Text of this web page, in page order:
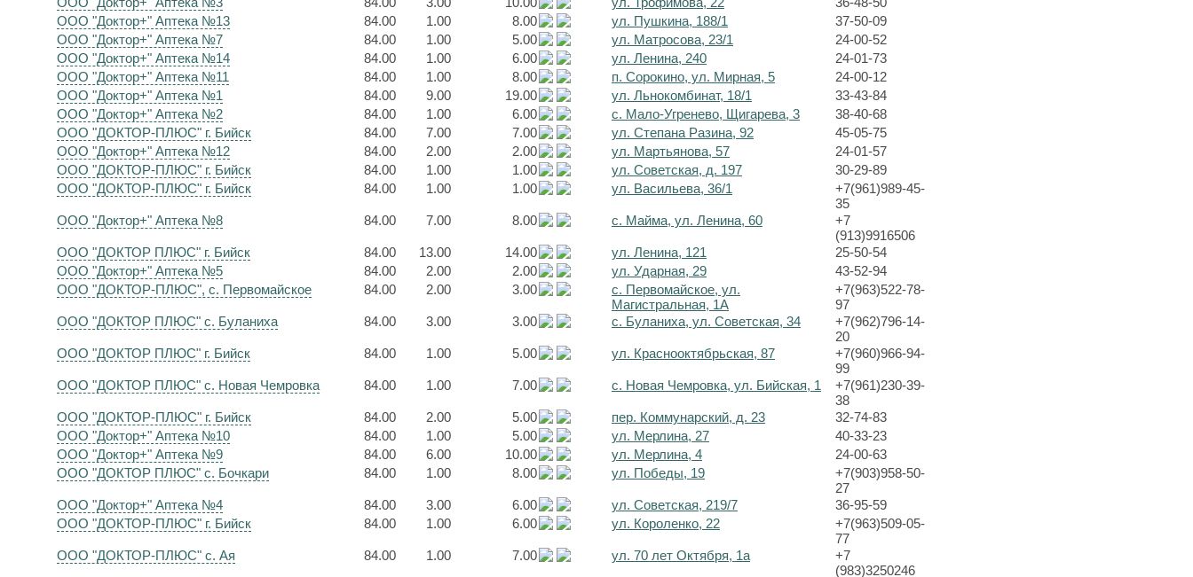
ООО "Доктор+" Аптека №13
84.00 1.00 8.00 ул. Пушкина, 188/1
37-50-09
ООО "Доктор+" Аптека №7
84.00 1.00 5.00 ул. Матросова, 23/1
24-00-52
ООО "Доктор+" Аптека №14
84.00 1.00 6.00 ул. Ленина, 240
24-01-73
ООО "Доктор+" Аптека №11
84.00 1.00 8.00 п. Сорокино, ул. Мирная, 5
24-00-12
ООО "Доктор+" Аптека №1
84.00 9.00 19.00 ул. Льнокомбинат, 18/1
33-43-84
ООО "Доктор+" Аптека №2
84.00 1.00 6.00 с. Мало-Угренево, Щигарева, 3
38-40-68
ООО "ДОКТОР-ПЛЮС" г. Бийск
84.00 7.00 7.00 ул. Степана Разина, 92
45-05-75
ООО "Доктор+" Аптека №12
84.00 2.00 2.00 ул. Мартьянова, 57
24-01-57
ООО "ДОКТОР-ПЛЮС" г. Бийск
84.00 1.00 1.00 ул. Советская, д. 197
30-29-89
ООО "ДОКТОР-ПЛЮС" г. Бийск
84.00 1.00 1.00 ул. Васильева, 36/1
+7(961)989-45-
35
ООО "Доктор+" Аптека №8
84.00 7.00 8.00 с. Майма, ул. Ленина, 60
+7
(913)9916506
ООО "ДОКТОР ПЛЮС" г. Бийск
84.00 13.00 14.00 ул. Ленина, 121
25-50-54
ООО "Доктор+" Аптека №5
84.00 2.00 2.00 ул. Ударная, 29
43-52-94
ООО "ДОКТОР-ПЛЮС", с. Первомайское
84.00 2.00 3.00
с. Первомайское, ул.
Магистральная, 1А
+7(963)522-78-
97
ООО "ДОКТОР ПЛЮС" с. Буланиха
84.00 3.00 3.00 с. Буланиха, ул. Советская, 34
+7(962)796-14-
20
ООО "ДОКТОР ПЛЮС" г. Бийск
84.00 1.00 5.00 ул. Краснооктябрьская, 87
+7(960)966-94-
99
ООО "ДОКТОР ПЛЮС" с. Новая Чемровка
84.00 1.00 7.00 с. Новая Чемровка, ул. Бийская, 1
+7(961)230-39-
38
ООО "ДОКТОР-ПЛЮС" г. Бийск
84.00 2.00 5.00 пер. Коммунарский, д. 23
32-74-83
ООО "Доктор+" Аптека №10
84.00 1.00 5.00 ул. Мерлина, 27
40-33-23
ООО "Доктор+" Аптека №9
84.00 6.00 10.00 ул. Мерлина, 4
24-00-63
ООО "ДОКТОР ПЛЮС" с. Бочкари
84.00 1.00 8.00 ул. Победы, 19
+7(903)958-50-
27
ООО "Доктор+" Аптека №4
84.00 3.00 6.00 ул. Советская, 219/7
36-95-59
ООО "ДОКТОР-ПЛЮС" г. Бийск
84.00 1.00 6.00 ул. Короленко, 22
+7(963)509-05-
77
ООО "ДОКТОР-ПЛЮС" с. Ая
84.00 1.00 7.00 ул. 70 лет Октября, 1а
+7
(983)3250246